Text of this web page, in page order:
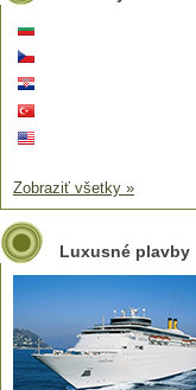
Zobraziť všetky »
Luxusné plavby